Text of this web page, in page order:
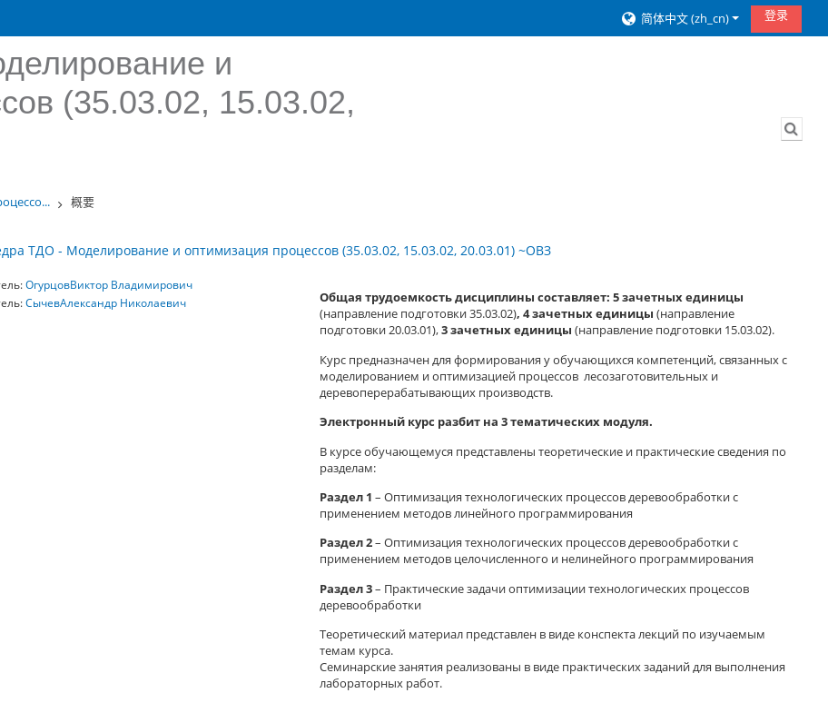
简体中文 ‎(zh_cn)‎ 登录
и
(35.03.02, 15.03.02,
概要
ТДО - Моделирование и оптимизация процессов (35.03.02, 15.03.02, 20.03.01) ~ОВЗ
Общая трудоемкость дисциплины составляет: 5 зачетных единицы
(направление подготовки 35.03.02), 4 зачетных единицы (направление
подготовки 20.03.01),3 зачетных единицы (направление подготовки 15.03.02).
Курс предназначен для формирования у обучающихся компетенций, связанных с
моделированием и оптимизацией процессов лесозаготовительных и
деревоперерабатывающих производств.
Электронный курс разбит на 3 тематических модуля.
В курсе обучающемуся представлены теоретические и практические сведения по
разделам:
Раздел 1 – Оптимизация технологических процессов деревообработки с
применением методов линейного программирования
Раздел 2– Оптимизация технологических процессов деревообработки с
применением методов целочисленного и нелинейного программирования
Раздел 3– Практические задачи оптимизации технологических процессов
деревообработки
Теоретический материал представлен в виде конспекта лекций по изучаемым
темам курса.
Семинарские занятия реализованы в виде практических заданий для выполнения
лабораторных работ.
ОгурцовВиктор Владимирович
СычевАлександр Николаевич